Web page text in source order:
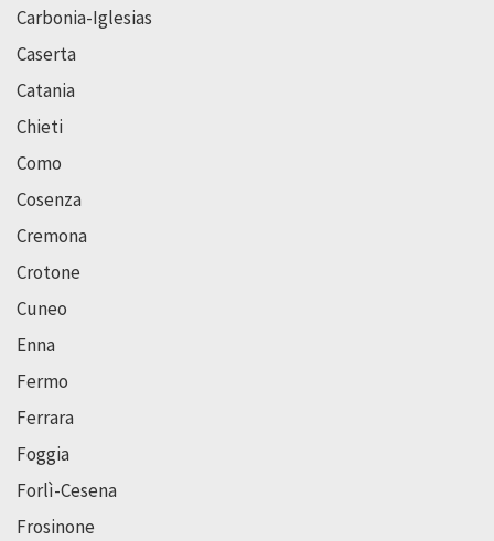
Carbonia-Iglesias
Caserta
Catania
Chieti
Como
Cosenza
Cremona
Crotone
Cuneo
Enna
Fermo
Ferrara
Foggia
Forlì-Cesena
Frosinone